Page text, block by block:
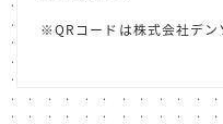
※QRコードは株式会社デン